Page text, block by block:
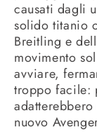
causati dagli
solido titanio
Breitling e
movimento
avviare,
troppo facile:
nuovo